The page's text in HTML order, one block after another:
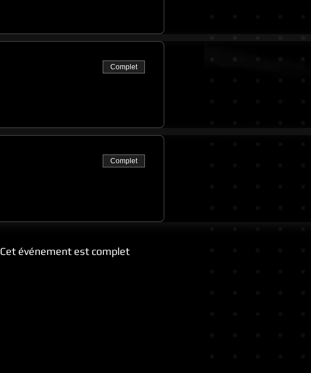
Complet
Complet
Cet événement est complet